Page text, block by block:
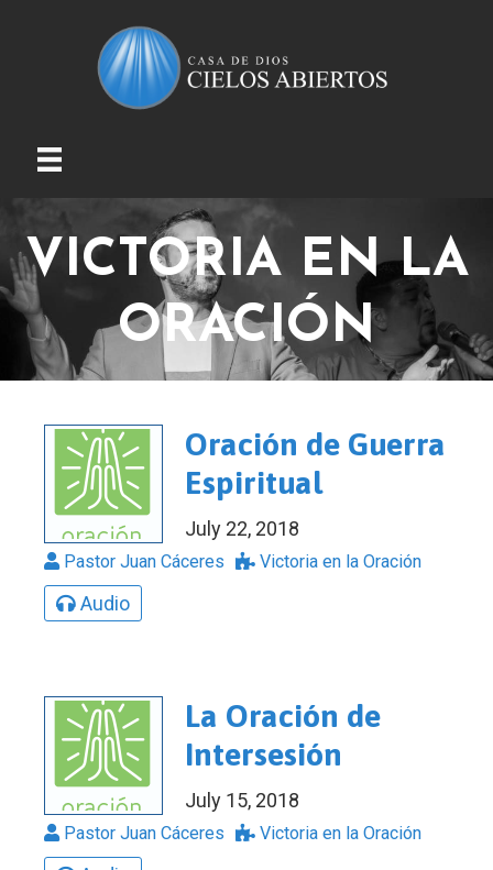
VICTORIA EN LA
ORACIÓN
Oración de Guerra
Espiritual
July 22, 2018
Pastor Juan Cáceres Victoria en la Oración
Audio
La Oración de
Intersesión
July 15, 2018
Pastor Juan Cáceres Victoria en la Oración